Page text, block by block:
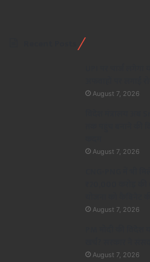
August 7, 2026
August 7, 2026
August 7, 2026
August 7, 2026